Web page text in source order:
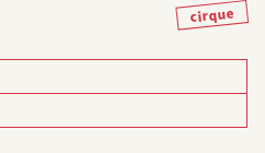
cirque